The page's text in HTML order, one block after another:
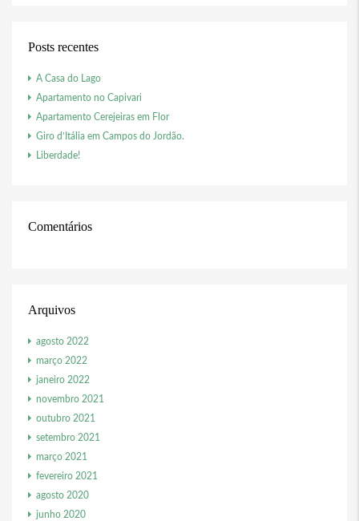
Posts recentes
A Casa do Lago
Apartamento no Capivari
Apartamento Cerejeiras em Flor
Giro d’Itália em Campos do Jordão.
Liberdade!
Comentários
Arquivos
agosto 2022
março 2022
janeiro 2022
novembro 2021
outubro 2021
setembro 2021
março 2021
fevereiro 2021
agosto 2020
junho 2020